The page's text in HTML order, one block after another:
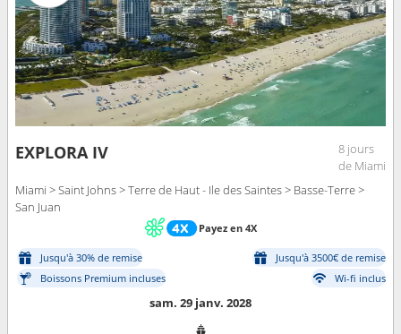
Rechercher
EXPLORA IV
8 jours
de Miami
Miami > Saint Johns > Terre de Haut - Ile des Saintes > Basse-Terre >
San Juan
Payez en 4X
Jusqu'à 30% de remise
Jusqu'à 3500€ de remise
Boissons Premium incluses
Wi-fi inclus
sam. 29 janv. 2028